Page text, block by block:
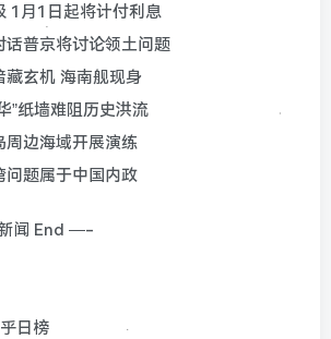
1月1日起将计付利息
话普京将讨论领土问题
藏玄机 海南舰现身
”纸墙难阻历史洪流
周边海域开展演练
问题属于中国内政
闻 End —-
日榜